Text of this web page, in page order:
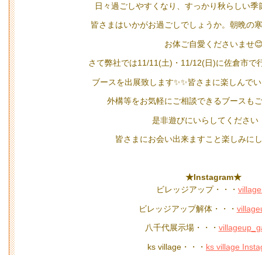
日々過ごしやすくなり、すっかり秋らしい季
皆さまはいかがお過ごしでしょうか。朝晩の
お体ご自愛くださいませ
さて弊社では11/11(土)・11/12(日)に佐倉市で
ブースを出展致します✨✨皆さまに楽しんで
外構等をお気軽にご相談できるブースも
是非遊びにいらしてください
皆さまにお会い出来ますこと楽しみに
★Instagram★
ビレッジアップ・・・
ビレッジアップ解体・・・
八千代展示場・・・
ks village・・・ ks village